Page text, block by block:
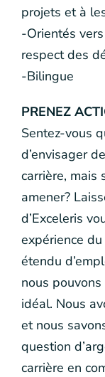
projets et à
-Orientés
respect des
-Bilingue
PRENEZ
Sentez-vous
d’envisager
carrière, mais
amener?
d’Exceleris
expérience
étendu
nous
idéal. Nous
et nous
question
carrière en